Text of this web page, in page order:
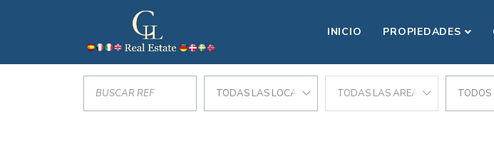
INICIO PROPIEDADES
TODAS LAS LOCALIZACIONESTODAS LAS AREAS TODOS